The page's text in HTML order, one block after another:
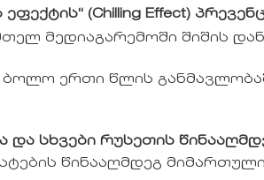
ეფექტის“ (Chilling Effect)
მედიაგარემოში შიშის
ერთი წლის
და სხვები რუსეთის
წინააღმდეგ